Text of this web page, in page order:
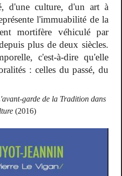
d'une culture, d'un art à
l'immuabilité de la
mortifère véhiculé par
plus de deux siècles.
c'est-à-dire qu'elle
: celles du passé, du
garde de la Tradition dans
(2016)